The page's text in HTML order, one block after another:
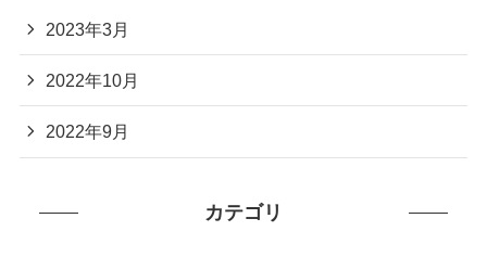
2023年3月
2022年10月
2022年9月
カテゴリ